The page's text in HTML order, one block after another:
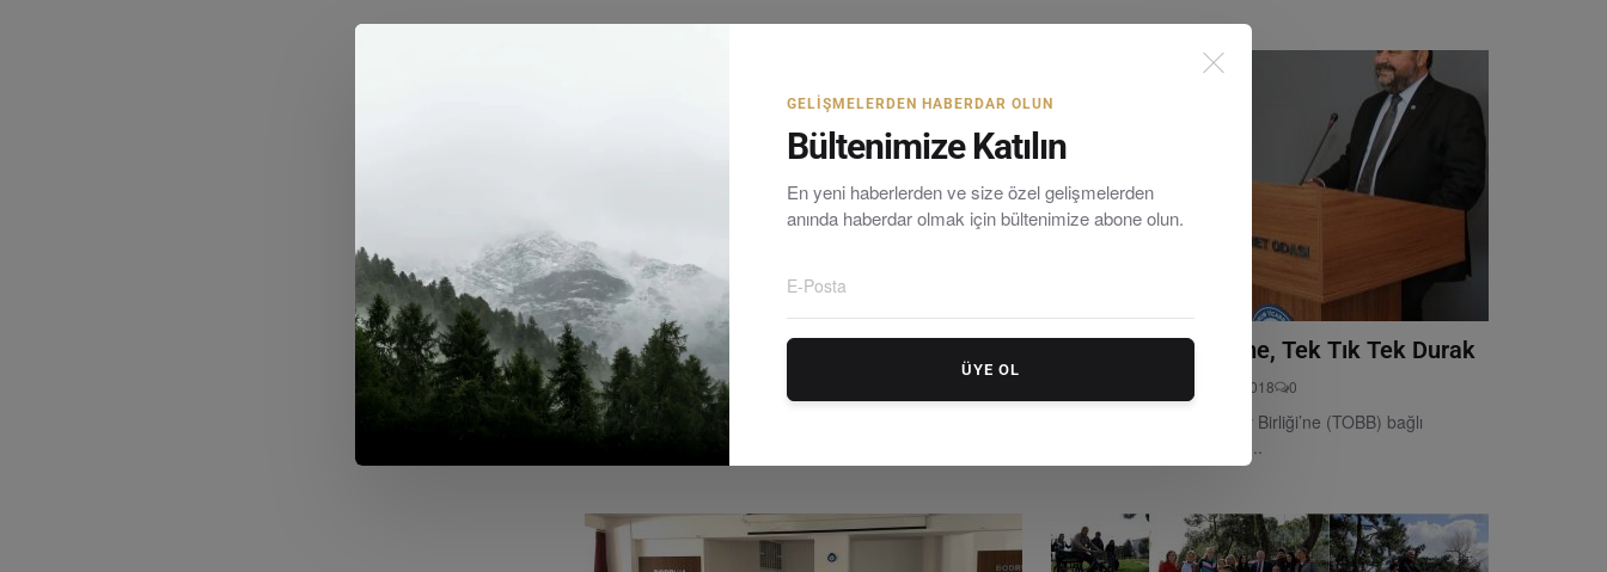
Bodrum'un Çınarlarına Ziyaretler
Editör Wednesday, March 21, 2018
Yaşlılara Saygı Haftası kapsamında Bodrum Belediyesi
tarafından Bodrum'da yaş...
Uzun İşlemler Yerine, Tek Tık Tek Durak
Wednesday, March 21, 2018 0
Türkiye Odalar ve Borsalar Birliği’ne (TOBB) bağlı
odalarda faaliyet gösteren...
GELIŞMELERDEN HABERDAR OLUN
Bültenimize Katılın
En yeni haberlerden ve size özel gelişmelerden
anında haberdar olmak için bültenimize abone olun.
ÜYE OL